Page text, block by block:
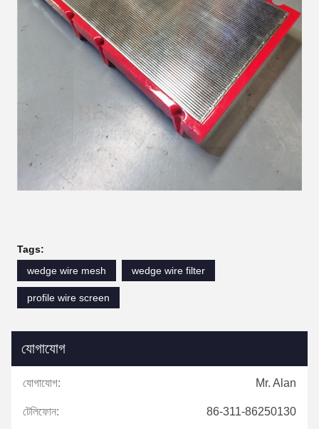
Tags:
wedge wire mesh
wedge wire filter
profile wire screen
যোগাযোগ
যোগাযোগ: Mr. Alan
টেলিফোন: 86-311-86250130